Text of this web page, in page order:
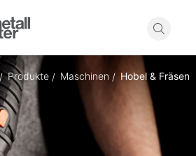
Suche
Produkte Maschinen Hobel & Fräsen